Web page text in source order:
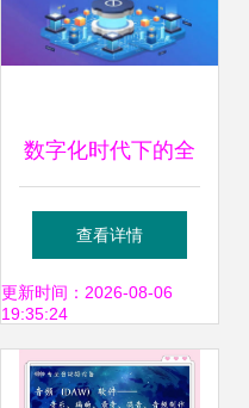
数字化时代下的全
平台开发与运营策
略
查看详情
更新时间：2026-08-06
19:35:24